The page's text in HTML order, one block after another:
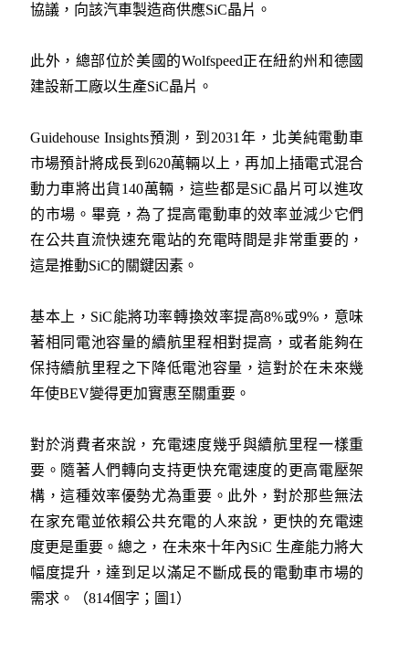
協議，向該汽車製造商供應SiC晶片。
此外，總部位於美國的Wolfspeed正在紐約州和德國
建設新工廠以生產SiC晶片。
Guidehouse Insights預測，到2031年，北美純電動車
市場預計將成長到620萬輛以上，再加上插電式混合
動力車將出貨140萬輛，這些都是SiC晶片可以進攻
的市場。畢竟，為了提高電動車的效率並減少它們
在公共直流快速充電站的充電時間是非常重要的，
這是推動SiC的關鍵因素。
基本上，SiC能將功率轉換效率提高8%或9%，意味
著相同電池容量的續航里程相對提高，或者能夠在
保持續航里程之下降低電池容量，這對於在未來幾
年使BEV變得更加實惠至關重要。
對於消費者來說，充電速度幾乎與續航里程一樣重
要。隨著人們轉向支持更快充電速度的更高電壓架
構，這種效率優勢尤為重要。此外，對於那些無法
在家充電並依賴公共充電的人來說，更快的充電速
度更是重要。總之，在未來十年內SiC 生產能力將大
幅度提升，達到足以滿足不斷成長的電動車市場的
需求。（814個字；圖1）